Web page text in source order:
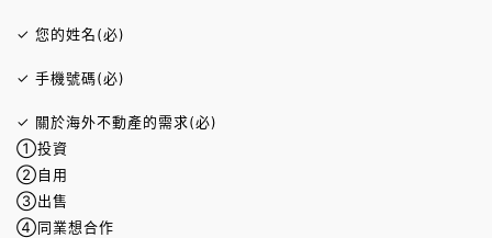
✓ 您的姓名(必)
✓ 手機號碼(必)
✓ 關於海外不動產的需求(必)
①投資
②自用
③出售
④同業想合作